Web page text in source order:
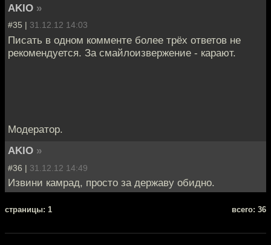
AKIO »
#35 | 31.12.12 14:03
Писать в одном комменте более трёх ответов не
рекомендуется. За смайлоизвержение - карают.
Модератор.
AKIO »
#36 | 31.12.12 14:49
Извини камрад, просто за державу обидно.
cтраницы: 1 всего: 36